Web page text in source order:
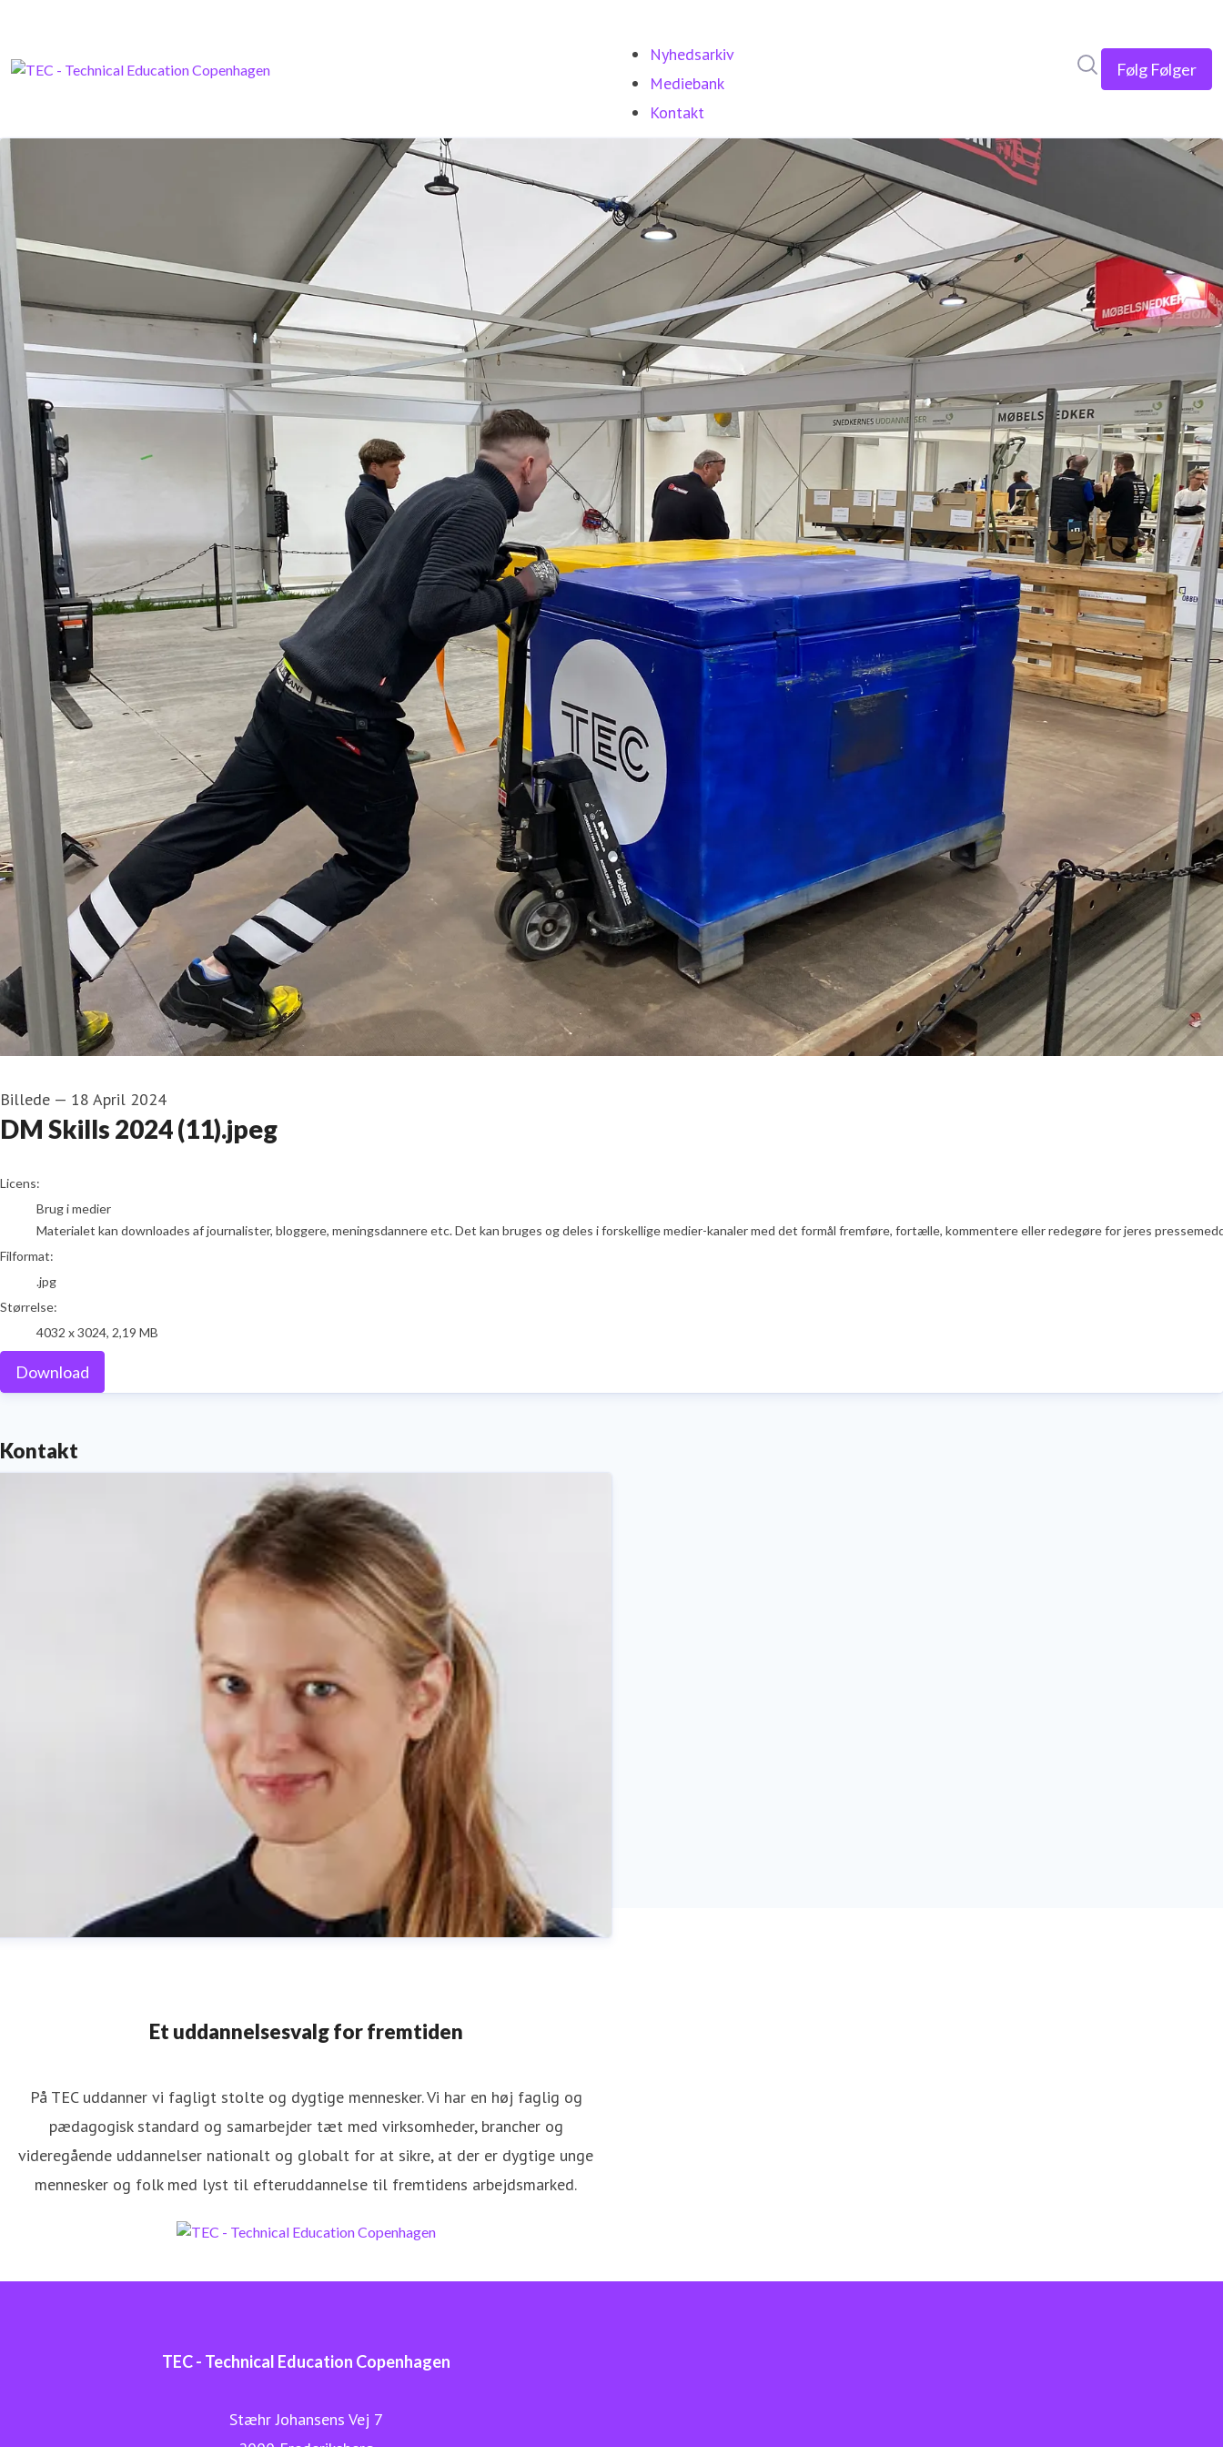
Nyhedsarkiv
Mediebank
Kontakt
Følg Følger
Billede — 18 April 2024
DM Skills 2024 (11).jpeg
go to media item
Licens:
Brug i medier
Materialet kan downloades af journalister, bloggere, meningsdannere etc. Det kan bruges og deles i forskellige medier-kanaler med det formål fremføre, fortælle, kommentere eller redegøre for jeres
Filformat:
.jpg
Størrelse:
4032 x 3024, 2,19 MB
Download
Kontakt
Presseansvarlig lcl@tec.dk +4525453457
Et uddannelsesvalg for fremtiden
På TEC uddanner vi fagligt stolte og dygtige mennesker. Vi har en høj faglig og
pædagogisk standard og samarbejder tæt med virksomheder, brancher og
videregående uddannelser nationalt og globalt for at sikre, at der er dygtige unge
mennesker og folk med lyst til efteruddannelse til fremtidens arbejdsmarked.
TEC - Technical Education Copenhagen
Stæhr Johansens Vej 7